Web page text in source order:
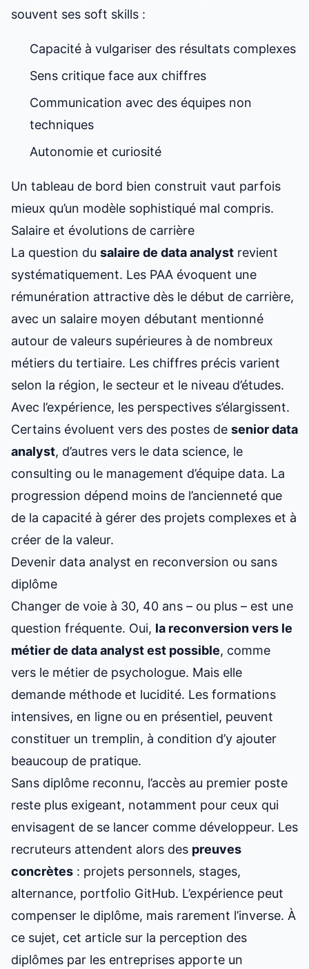
souvent ses soft skills :
Capacité à vulgariser des résultats complexes
Sens critique face aux chiffres
Communication avec des équipes non
techniques
Autonomie et curiosité
Un tableau de bord bien construit vaut parfois
mieux qu’un modèle sophistiqué mal compris.
Salaire et évolutions de carrière
La question du salaire de data analyst revient
systématiquement. Les PAA évoquent une
rémunération attractive dès le début de carrière,
avec un salaire moyen débutant mentionné
autour de valeurs supérieures à de nombreux
métiers du tertiaire. Les chiffres précis varient
selon la région, le secteur et le niveau d’études.
Avec l’expérience, les perspectives s’élargissent.
Certains évoluent vers des postes de senior data
analyst, d’autres vers le data science, le
consulting ou le management d’équipe data. La
progression dépend moins de l’ancienneté que
de la capacité à gérer des projets complexes et à
créer de la valeur.
Devenir data analyst en reconversion ou sans
diplôme
Changer de voie à 30, 40 ans – ou plus – est une
question fréquente. Oui, la reconversion vers le
métier de data analyst est possible, comme
vers le métier de psychologue. Mais elle
demande méthode et lucidité. Les formations
intensives, en ligne ou en présentiel, peuvent
constituer un tremplin, à condition d’y ajouter
beaucoup de pratique.
Sans diplôme reconnu, l’accès au premier poste
reste plus exigeant, notamment pour ceux qui
envisagent de se lancer comme développeur. Les
recruteurs attendent alors des preuves
concrètes : projets personnels, stages,
alternance, portfolio GitHub. L’expérience peut
compenser le diplôme, mais rarement l’inverse. À
ce sujet, cet article sur la perception des
diplômes par les entreprises apporte un